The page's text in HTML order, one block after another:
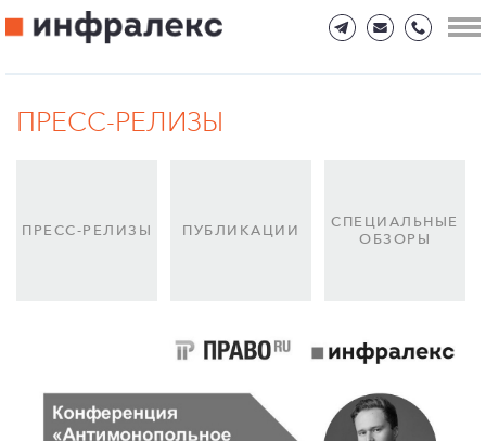
ПРЕСС-РЕЛИЗЫ
ПРЕСС-РЕЛИЗЫ ПУБЛИКАЦИИ
СПЕЦИАЛЬНЫЕ
ОБЗОРЫ